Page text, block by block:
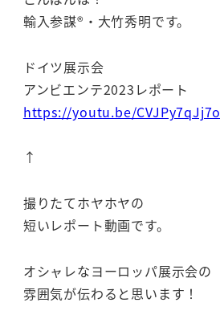
輸入参謀®・大竹秀明です。
ドイツ展示会
アンビエンテ2023レポート
https://youtu.be/CVJPy7qJj7o
↑
撮りたてホヤホヤの
短いレポート動画です。
オシャレなヨーロッパ展示会の
雰囲気が伝わると思います！